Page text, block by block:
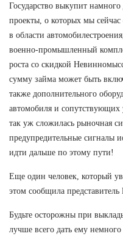
Государство выкупит
проекты, о которых мы
в области
военно-промышленный
роста со скидкой
сумму займа может быть
также дополнительного
автомобиля и сопутствующих
так уж сложилась рыночная
предупредительные сигналы
идти дальше по этому пути!
Еще один человек, который
этом сообщила представитель
Будьте осторожны при
лучше всего дать ему